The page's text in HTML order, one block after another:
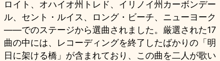
ロイト、オハイオ州トレド、イリノイ州カーボンデー
ル、セント・ルイス、ロング・ビーチ、ニューヨーク
――でのステージから選曲されました。厳選された17
曲の中には、レコーディングを終了したばかりの「明
日に架ける橋」が含まれており、この曲を二人が歌い